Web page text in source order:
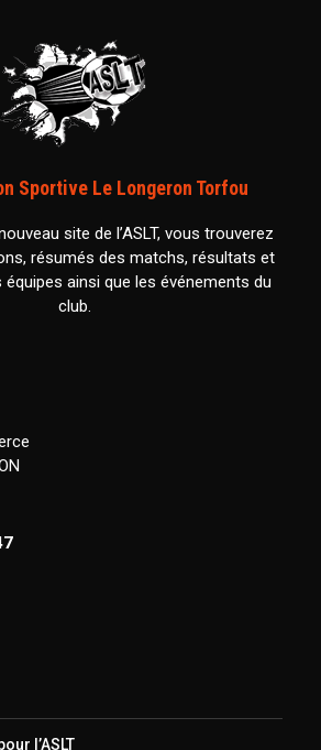
Sportive Le Longeron Torfou
site de l’ASLT, vous trouverez
résumés des matchs, résultats et
ainsi que les événements du
club.
l’ASLT